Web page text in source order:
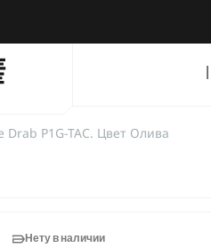
P1G-TAC. Цвет Олива
Нету в наличии